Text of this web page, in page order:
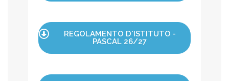
REGOLAMENTO D'ISTITUTO -
PASCAL 26/27